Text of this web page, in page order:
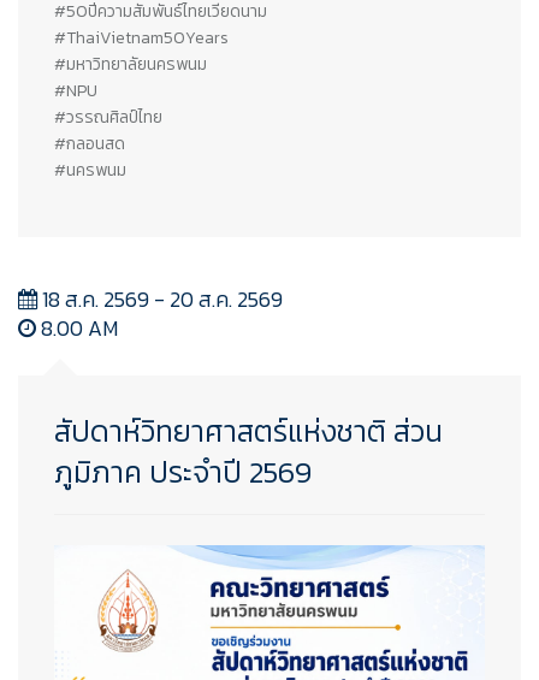
#50ปีความสัมพันธ์ไทยเวียดนาม
#ThaiVietnam50Years
#มหาวิทยาลัยนครพนม
#NPU
#วรรณศิลป์ไทย
#กลอนสด
#นครพนม
18 ส.ค. 2569 - 20 ส.ค. 2569
8.00 AM
สัปดาห์วิทยาศาสตร์แห่งชาติ ส่วน
ภูมิภาค ประจำปี 2569